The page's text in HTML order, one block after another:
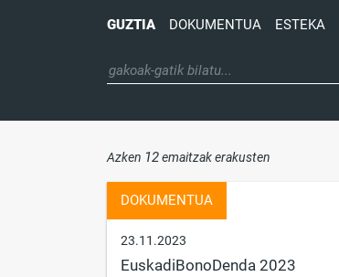
GUZTIA DOKUMENTUA ESTEKA
Azken 12emaitzak erakusten
DOKUMENTUA
23.11.2023
EuskadiBonoDenda 2023